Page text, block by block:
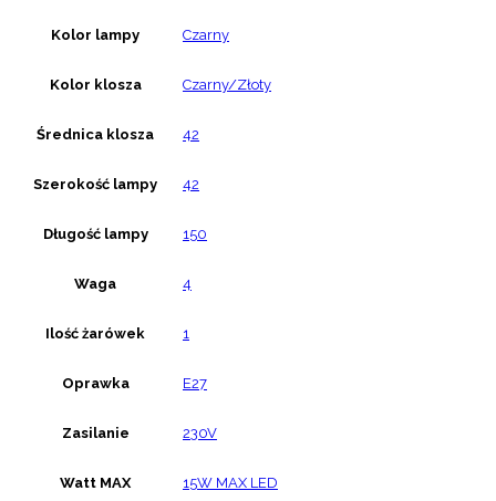
Kolor lampy Czarny
Kolor klosza Czarny/Złoty
Średnica klosza 42
Szerokość lampy 42
Długość lampy 150
Waga 4
Ilość żarówek 1
Oprawka E27
Zasilanie 230V
Watt MAX 15W MAX LED